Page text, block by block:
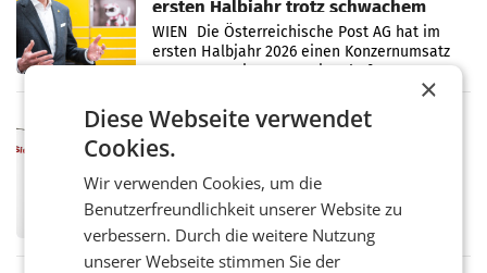
ersten Halbjahr trotz schwachem
Briefgeschäft
WIEN Die Österreichische Post AG hat im
ersten Halbjahr 2026 einen Konzernumsatz
von 1.544,0 Mio. EUR erwirtschaftet, was
einem Plus von 3,8 Prozent gegenüber dem
Vergleichszeitraum
MARKETING & MEDIA
ProSiebenSat.1 spart und macht
überraschend viel Gewinn
UNTERFÖHRING/MAILAND/AMSTERDAM. Der
Fernsehkonzern ProSiebenSat.1 hat im
Frühjahr dank Kostensenkungen operativ
wieder Gewinn gemacht und die
Markterwartung deutlich übertroffen.
×
Diese Webseite verwendet
Cookies.
Wir verwenden Cookies, um die
Benutzerfreundlichkeit unserer Website zu
verbessern. Durch die weitere Nutzung
unserer Webseite stimmen Sie der